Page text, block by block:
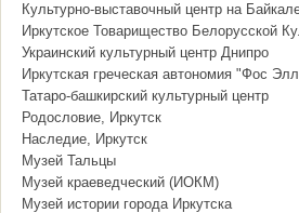
Культурно-выставочный центр на
Иркутское Товарищество Белорусской
Украинский культурный центр Днипро
Иркутская греческая автономия "Фос
Татаро-башкирский культурный центр
Родословие, Иркутск
Наследие, Иркутск
Музей Тальцы
Музей краеведческий (ИОКМ)
Музей истории города Иркутска